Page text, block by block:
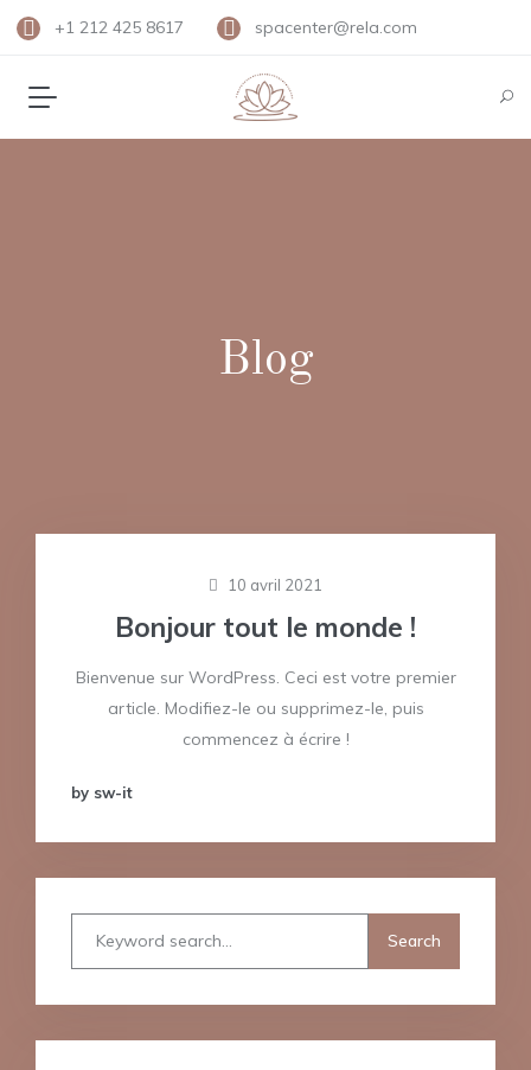
+1 212 425 8617 spacenter@rela.com
Blog
10 avril 2021
Bonjour tout le monde !
Bienvenue sur WordPress. Ceci est votre premier
article. Modifiez-le ou supprimez-le, puis
commencez à écrire !
by sw-it